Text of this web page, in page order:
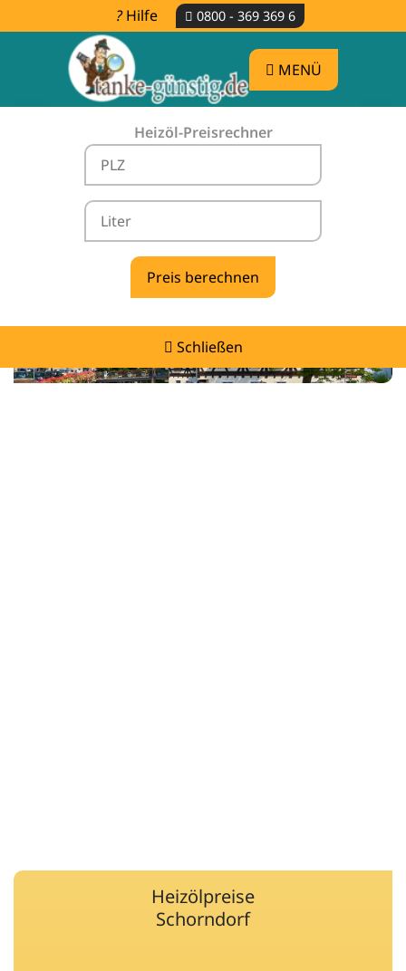
Hilfe 0800 - 369 369 6
MENÜ
Heizöl-Preisrechner
Schließen
Heizölpreise Schorndorf -
vergleichen & günstig tanken
Heizölpreise
Schorndorf